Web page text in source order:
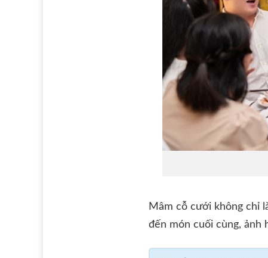
Mâm cỗ cưới không chỉ
đến món cuối cùng, ảnh